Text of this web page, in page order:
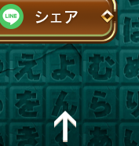
シェア